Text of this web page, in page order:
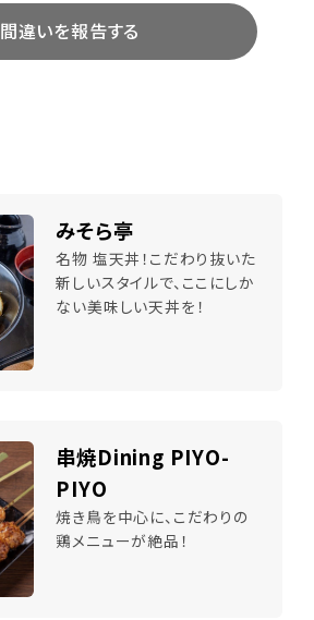
間違いを報告する
みそら亭
名物 塩天丼！こだわり抜いた
新しいスタイルで、ここにしか
ない美味しい天丼を！
串焼Dining PIYO-
PIYO
焼き鳥を中心に、こだわりの
鶏メニューが絶品！